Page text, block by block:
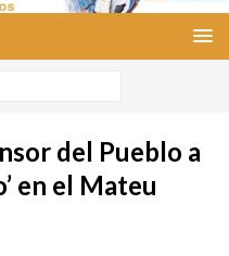
del Pueblo a
en el Mateu